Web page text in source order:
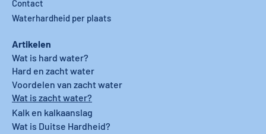
Contact
Waterhardheid per plaats
Artikelen
Wat is hard water?
Hard en zacht water
Wat is zacht water?
Voordelen van zacht water
Kalk en kalkaanslag
Wat is Duitse Hardheid?